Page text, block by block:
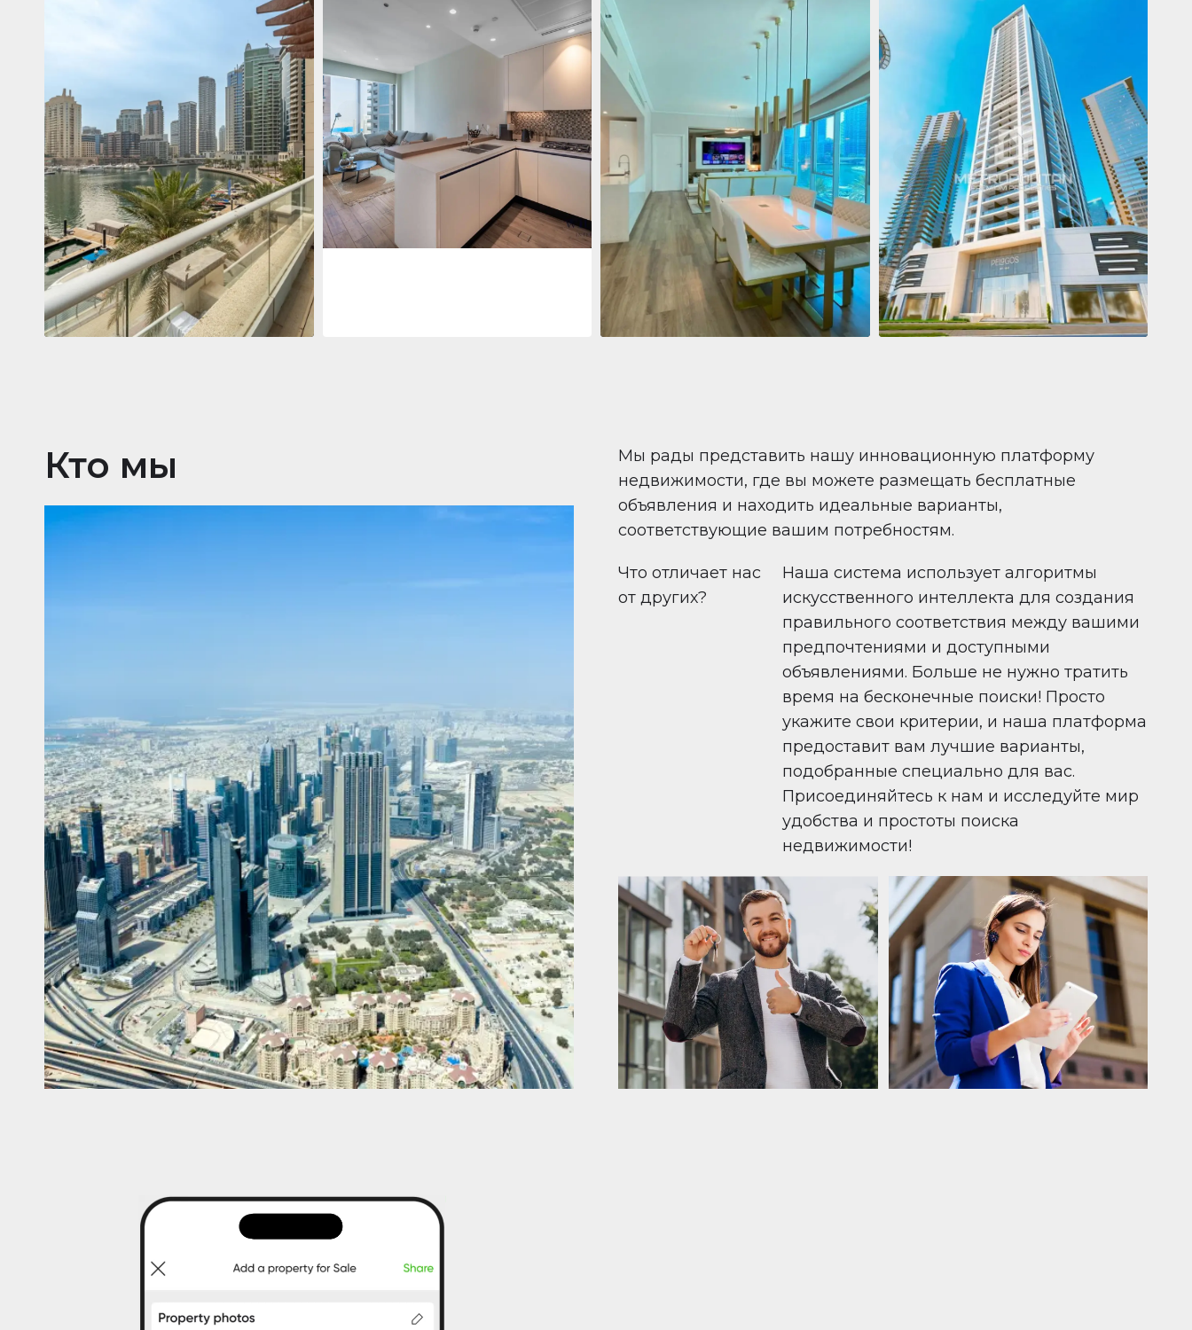
Квартира2 861 035 $
Beauport Tower
Beauport Tower, Marina Promenade,
Dubai Marina, Dubai
34392 m²
Квартира688 011 $
Jumeirah Living Marina Gate
Jumeirah Living Marina Gate, Marina
Gate, Dubai Marina, Dubai
12 73 m² Квартира 708 447 $
Beauport Tower
Beauport Tower, Marina Promenade,
Dubai Marina, Dubai
96 m²
Квартира681 199 $
Pelagos by IGO
Pelagos by IGO, Dubai Marina, Dubai
1271 m²
Кто мы
Мы рады представить нашу инновационную платформу
недвижимости, где вы можете размещать бесплатные
объявления и находить идеальные варианты,
соответствующие вашим потребностям.
Что отличает нас
от других?
Наша система использует алгоритмы
искусственного интеллекта для создания
правильного соответствия между вашими
предпочтениями и доступными
объявлениями. Больше не нужно тратить
время на бесконечные поиски! Просто
укажите свои критерии, и наша платформа
предоставит вам лучшие варианты,
подобранные специально для вас.
Присоединяйтесь к нам и исследуйте мир
удобства и простоты поиска
недвижимости!